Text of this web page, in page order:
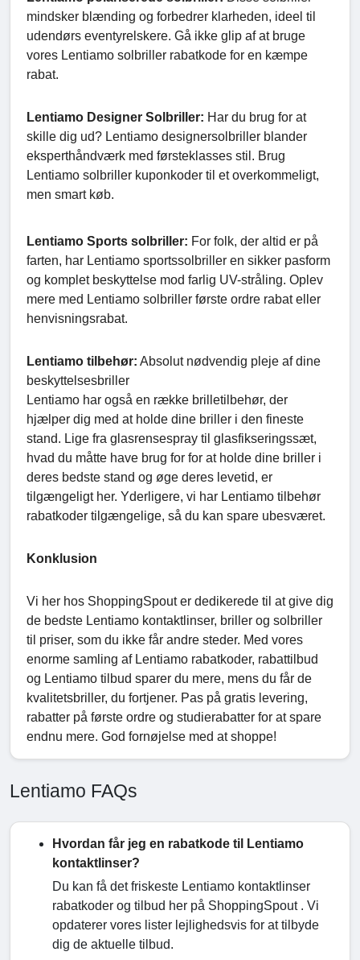
mindsker blænding og forbedrer klarheden, ideel til
udendørs eventyrelskere. Gå ikke glip af at bruge
vores Lentiamo solbriller rabatkode for en kæmpe
rabat.
Lentiamo Designer Solbriller: Har du brug for at
skille dig ud? Lentiamo designersolbriller blander
eksperthåndværk med førsteklasses stil. Brug
Lentiamo solbriller kuponkoder til et overkommeligt,
men smart køb.
Lentiamo Sports solbriller: For folk, der altid er på
farten, har Lentiamo sportssolbriller en sikker pasform
og komplet beskyttelse mod farlig UV-stråling. Oplev
mere med Lentiamo solbriller første ordre rabat eller
henvisningsrabat.
Lentiamo tilbehør: Absolut nødvendig pleje af dine
beskyttelsesbriller
Lentiamo har også en række brilletilbehør, der
hjælper dig med at holde dine briller i den fineste
stand. Lige fra glasrensespray til glasfikseringssæt,
hvad du måtte have brug for for at holde dine briller i
deres bedste stand og øge deres levetid, er
tilgængeligt her. Yderligere, vi har Lentiamo tilbehør
rabatkoder tilgængelige, så du kan spare ubesværet.
Konklusion
Vi her hos ShoppingSpout er dedikerede til at give dig
de bedste Lentiamo kontaktlinser, briller og solbriller
til priser, som du ikke får andre steder. Med vores
enorme samling af Lentiamo rabatkoder, rabattilbud
og Lentiamo tilbud sparer du mere, mens du får de
kvalitetsbriller, du fortjener. Pas på gratis levering,
rabatter på første ordre og studierabatter for at spare
endnu mere. God fornøjelse med at shoppe!
Lentiamo FAQs
Hvordan får jeg en rabatkode til Lentiamo
kontaktlinser?
Du kan få det friskeste Lentiamo kontaktlinser
rabatkoder og tilbud her på ShoppingSpout . Vi
opdaterer vores lister lejlighedsvis for at tilbyde
dig de aktuelle tilbud.